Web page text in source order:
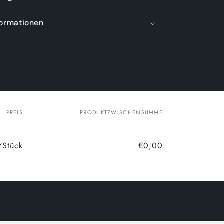
PREIS PRODUKTZWISCHENSUMME
€0,00